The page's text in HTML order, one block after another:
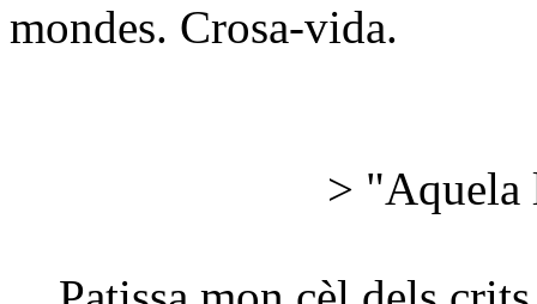
mondes. Crosa-vida.
> "Aquela